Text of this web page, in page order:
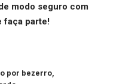
modo seguro com
faça parte!
por bezerro